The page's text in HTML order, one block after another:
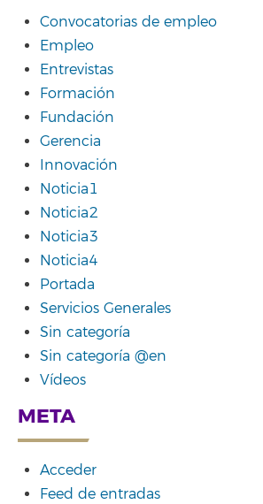
Convocatorias de empleo
Empleo
Entrevistas
Formación
Fundación
Gerencia
Innovación
Noticia1
Noticia2
Noticia3
Noticia4
Portada
Servicios Generales
Sin categoría
Sin categoría @en
Vídeos
META
Acceder
Feed de entradas